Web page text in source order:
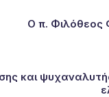
Ο π. Φιλόθεος
και